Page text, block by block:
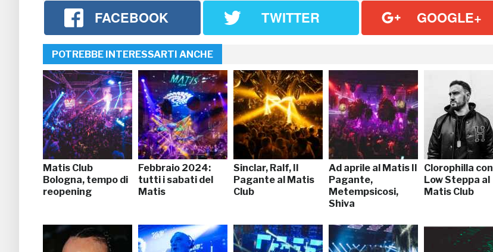
FACEBOOK TWITTER GOOGLE+
POTREBBE INTERESSARTI ANCHE
Matis Club
Bologna, tempo di
reopening
Febbraio 2024:
tutti i sabati del
Matis
Sinclar, Ralf, Il
Pagante al Matis
Club
Ad aprile al Matis Il
Pagante,
Metempsicosi,
Shiva
Clorophilla con
Low Steppa al
Matis Club